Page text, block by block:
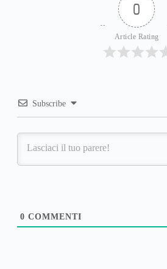
0
Article Rating
Subscribe
0 COMMENTI